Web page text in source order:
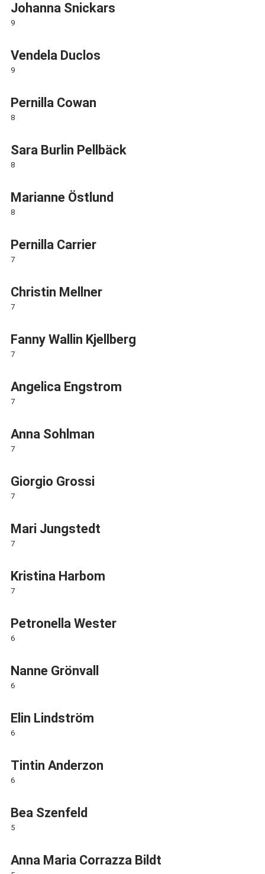
Johanna Snickars
9
Vendela Duclos
9
Pernilla Cowan
8
Sara Burlin Pellbäck
8
Marianne Östlund
8
Pernilla Carrier
7
Christin Mellner
7
Fanny Wallin Kjellberg
7
Angelica Engstrom
7
Anna Sohlman
7
Giorgio Grossi
7
Mari Jungstedt
7
Kristina Harbom
7
Petronella Wester
6
Nanne Grönvall
6
Elin Lindström
6
Tintin Anderzon
6
Bea Szenfeld
5
Anna Maria Corrazza Bildt